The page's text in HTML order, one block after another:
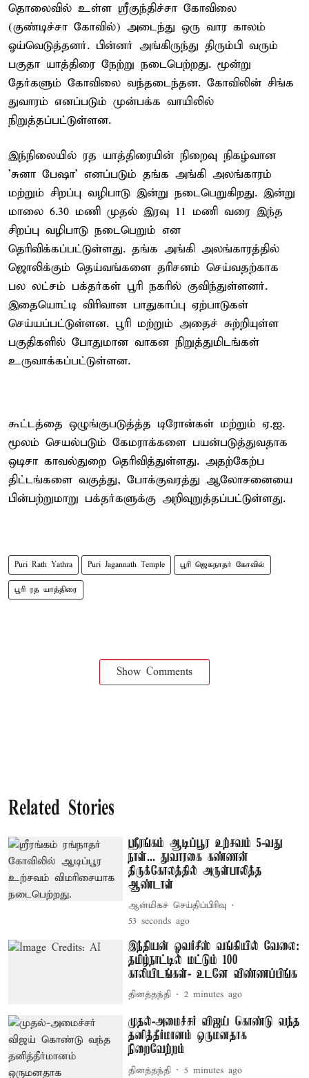
தொலைவில் உள்ள ஸ்ரீகுந்திச்சா கோவிலை
(குண்டிச்சா கோவில்) அடைந்து ஒரு வார காலம்
ஓய்வெடுத்தனர். பின்னர் அங்கிருந்து திரும்பி வரும்
பகுதா யாத்திரை நேற்று நடைபெற்றது. மூன்று
தேர்களும் கோவிலை வந்தடைந்தன. கோவிலின் சிங்க
துவாரம் எனப்படும் முன்பக்க வாயிலில்
நிறுத்தப்பட்டுள்ளன.
இந்நிலையில் ரத யாத்திரையின் நிறைவு நிகழ்வான
'சுனா பேஷா' எனப்படும் தங்க அங்கி அலங்காரம்
மற்றும் சிறப்பு வழிபாடு இன்று நடைபெறுகிறது. இன்று
மாலை 6.30 மணி முதல் இரவு 11 மணி வரை இந்த
சிறப்பு வழிபாடு நடைபெறும் என
தெரிவிக்கப்பட்டுள்ளது. தங்க அங்கி அலங்காரத்தில்
ஜொலிக்கும் தெய்வங்களை தரிசனம் செய்வதற்காக
பல லட்சம் பக்தர்கள் பூரி நகரில் குவிந்துள்ளனர்.
இதையொட்டி விரிவான பாதுகாப்பு ஏற்பாடுகள்
செய்யப்பட்டுள்ளன. பூரி மற்றும் அதைச் சுற்றியுள்ள
பகுதிகளில் போதுமான வாகன நிறுத்துமிடங்கள்
உருவாக்கப்பட்டுள்ளன.
கூட்டத்தை ஒழுங்குபடுத்த்த டிரோன்கள் மற்றும் ஏ.ஐ.
மூலம் செயல்படும் கேமராக்களை பயன்படுத்துவதாக
ஒடிசா காவல்துறை தெரிவித்துள்ளது. அதற்கேற்ப
திட்டங்களை வகுத்து, போக்குவரத்து ஆலோசனையை
பின்பற்றுமாறு பக்தர்களுக்கு அறிவுறுத்தப்பட்டுள்ளது.
Puri Rath Yathra Puri Jagannath Temple பூரி ஜெகநாதர் கோவில்
பூரி ரத யாத்திரை
Show Comments
Related Stories
ஸ்ரீரங்கம் ஆடிப்பூர உற்சவம் 5-வது
நாள்... துவாரகை கண்ணன்
திருக்கோலத்தில் அருள்பாலித்த
ஆண்டாள்
ஆன்மிகச் செய்திப்பிரிவு
54 seconds ago
இந்தியன் ஓவர்சீஸ் வங்கியில் வேலை:
தமிழ்நாட்டில் மட்டும் 100
காலியிடங்கள்- உடனே விண்ணப்பிங்க
தினத்தந்தி 2 minutes ago
முதல்-அமைச்சர் விஜய் கொண்டு வந்த
தனித்தீர்மானம் ஒருமனதாக
நிறைவேற்றம்
தினத்தந்தி 5 minutes ago